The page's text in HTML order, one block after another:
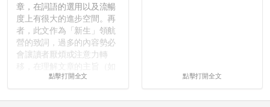
章，在詞語的選用以及流暢
度上有很大的進步空間。再
者，此文作為「新生」領航
營的致詞，過多的內容勢必
會讓讀者厭煩或注意力轉
移，在理解文章的主旨（如
果有的話）前就失去興趣。
文章需要和政府機關或公司
點擊打開全文 點擊打開全文